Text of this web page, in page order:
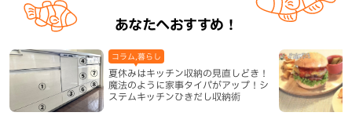
あなたへおすすめ！
夏休みはキッチン収納の見直しどき！
魔法のように家事タイパがアップ！シ
ステムキッチンひきだし収納術
コラム,暮らし